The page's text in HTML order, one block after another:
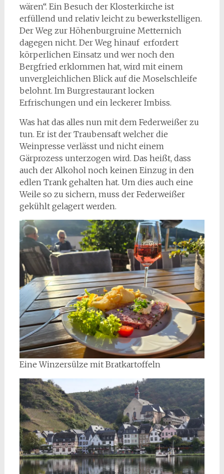
wären“. Ein Besuch der Klosterkirche ist
erfüllend und relativ leicht zu bewerkstelligen.
Der Weg zur Höhenburgruine Metternich
dagegen nicht. Der Weg hinauf erfordert
körperlichen Einsatz und wer noch den
Bergfried erklommen hat, wird mit einem
unvergleichlichen Blick auf die Moselschleife
belohnt. Im Burgrestaurant locken
Erfrischungen und ein leckerer Imbiss.
Was hat das alles nun mit dem Federweißer zu
tun. Er ist der Traubensaft welcher die
Weinpresse verlässt und nicht einem
Gärprozess unterzogen wird. Das heißt, dass
auch der Alkohol noch keinen Einzug in den
edlen Trank gehalten hat. Um dies auch eine
Weile so zu sichern, muss der Federweißer
gekühlt gelagert werden.
Eine Winzersülze mit Bratkartoffeln